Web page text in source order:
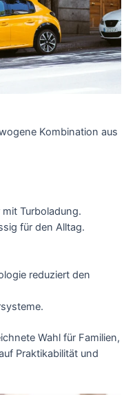
Kombination aus
Turboladung.
für den Alltag.
reduziert den
Wahl für Familien,
Praktikabilität und